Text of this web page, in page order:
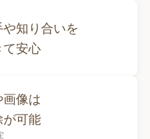
知り合いを
安心
像は
可能